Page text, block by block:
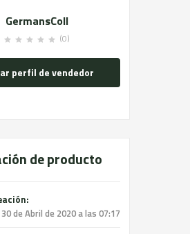
GermansColl
(0)
perfil de vendedor
de producto
30 de Abril de 2020 a las 07:17